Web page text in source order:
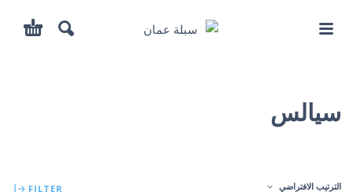
سيالس
الترتيب الافتراضي FILTER